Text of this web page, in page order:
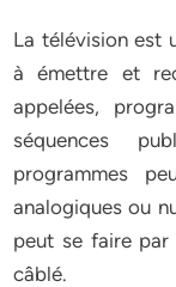
La télévision est
à émettre et
appelées,
séquences
programmes
analogiques ou
peut se faire par
câblé.